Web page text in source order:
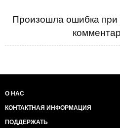
Произошла ошибка при
О НАС
КОНТАКТНАЯ ИНФОРМАЦИЯ
ПОДДЕРЖАТЬ